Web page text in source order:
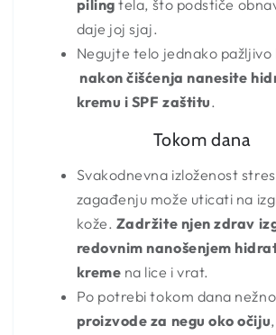
piling tela, što podstiče
daje joj sjaj.
Negujte telo jednako pažljivo
nakon čišćenja nanesite
kremu i SPF zaštitu.
Tokom dana
Svakodnevna izloženost
zagađenju može uticati na
kože. Zadržite njen zdrav
redovnim nanošenjem
kreme na lice i vrat.
Po potrebi tokom dana nežno
proizvode za negu oko očiju